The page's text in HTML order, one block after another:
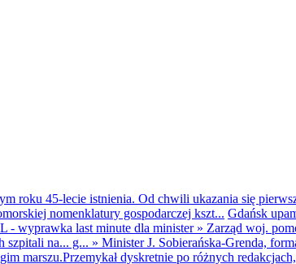
roku 45-lecie istnienia. Od chwili ukazania się
nomenklatury gospodarczej kszt... Gdańsk
- wyprawka last minute dla minister» Zarząd woj.
szpitali na... g... » Minister J. Sobierańska-Grenda,
marszu.Przemykał dyskretnie po różnych